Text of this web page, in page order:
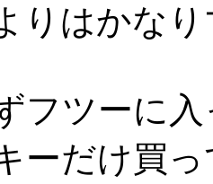
りはかな
フツーに
ーだけ買